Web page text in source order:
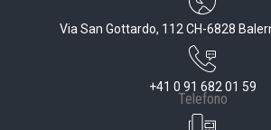
Via San Gottardo, 112 CH-6828
+41 0 91 682 01 59
Telefono